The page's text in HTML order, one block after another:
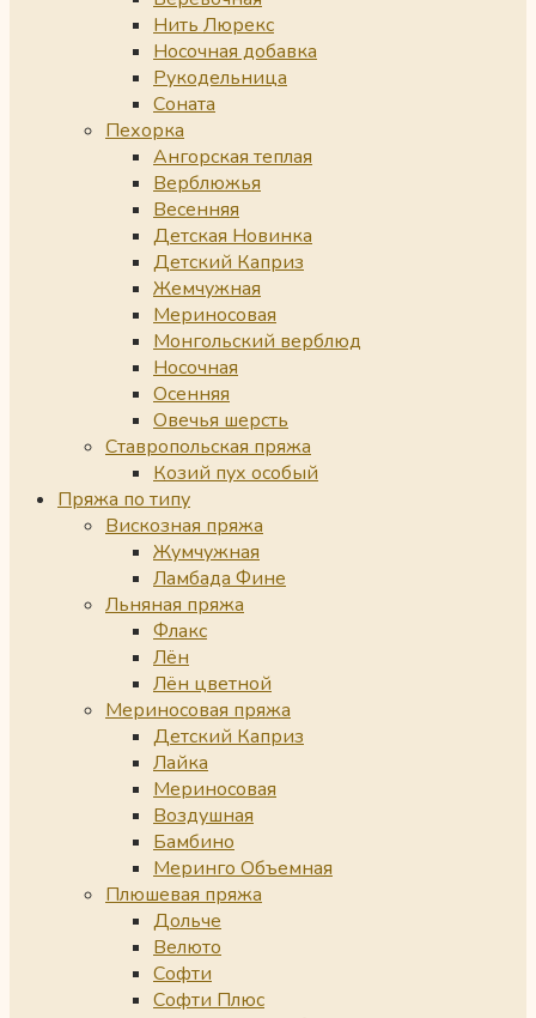
Нить Люрекс
Носочная добавка
Рукодельница
Соната
Пехорка
Ангорская теплая
Верблюжья
Весенняя
Детская Новинка
Детский Каприз
Жемчужная
Мериносовая
Монгольский верблюд
Носочная
Осенняя
Овечья шерсть
Ставропольская пряжа
Козий пух особый
Пряжа по типу
Вискозная пряжа
Жумчужная
Ламбада Фине
Льняная пряжа
Флакс
Лён
Лён цветной
Мериносовая пряжа
Детский Каприз
Лайка
Мериносовая
Воздушная
Бамбино
Меринго Объемная
Плюшевая пряжа
Дольче
Велюто
Софти
Софти Плюс